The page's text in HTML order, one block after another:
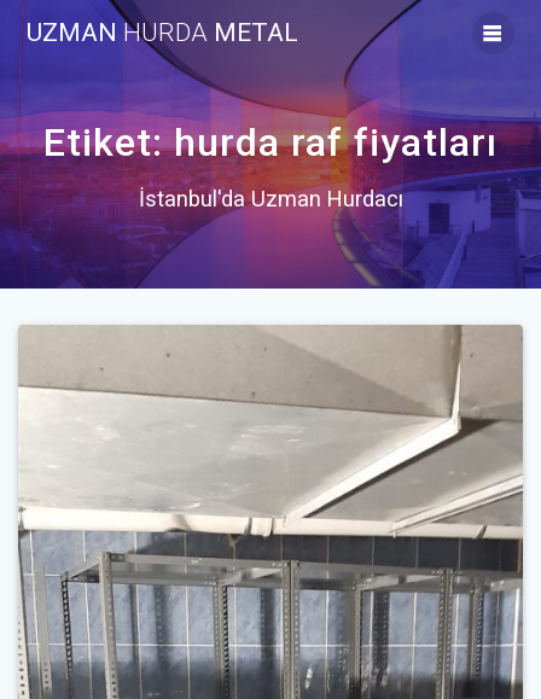
to
UZMAN HURDA METAL
Etiket:hurda raf fiyatları
İstanbul'da Uzman Hurdacı